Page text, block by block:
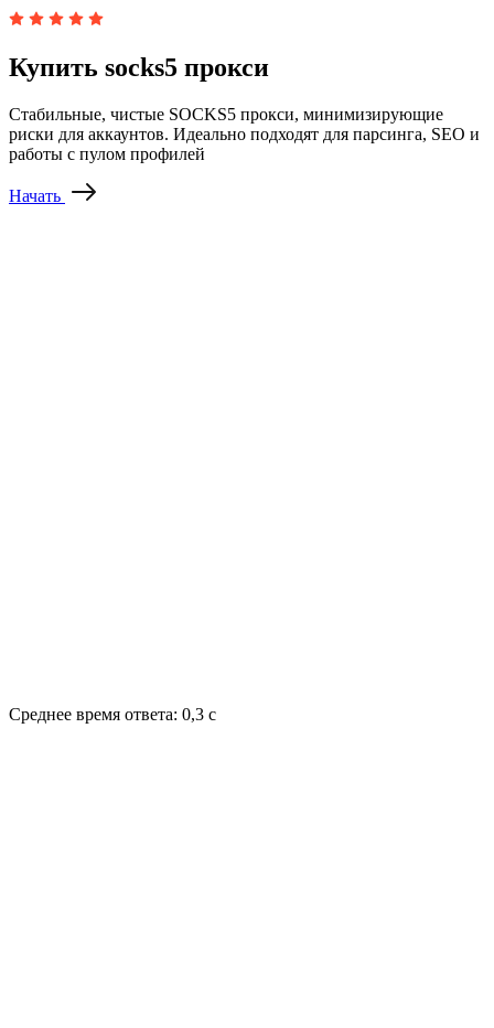
Купить socks5 прокси
Стабильные, чистые SOCKS5 прокси, минимизирующие
риски для аккаунтов. Идеально подходят для парсинга, SEO и
работы с пулом профилей
Начать
Среднее время ответа: 0,3 с